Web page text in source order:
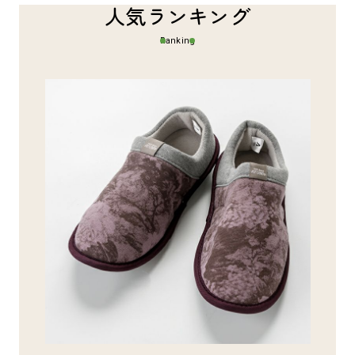
人気ランキング
Ranking